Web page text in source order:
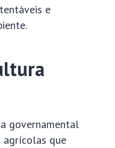
e
governamental
agrícolas que